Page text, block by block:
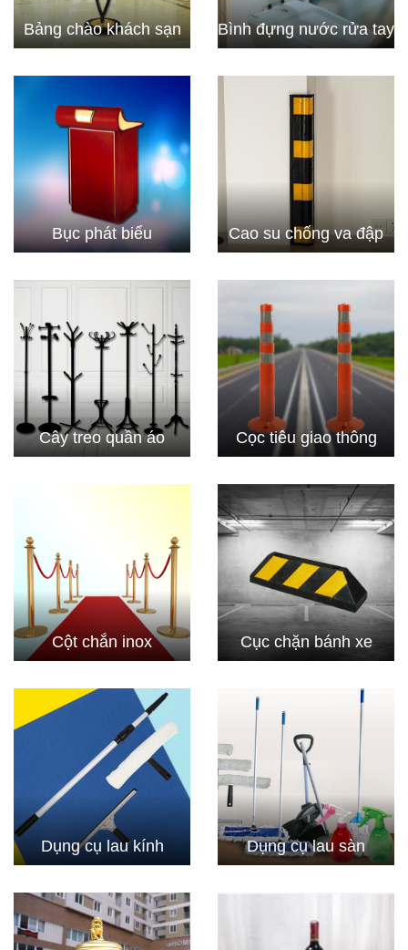
Bảng chào khách sạn Bình đựng nước rửa tay
Bục phát biểu Cao su chống va đập
Cây treo quần áo Cọc tiêu giao thông
Cột chắn inox Cục chặn bánh xe
Dụng cụ lau kính Dụng cụ lau sàn